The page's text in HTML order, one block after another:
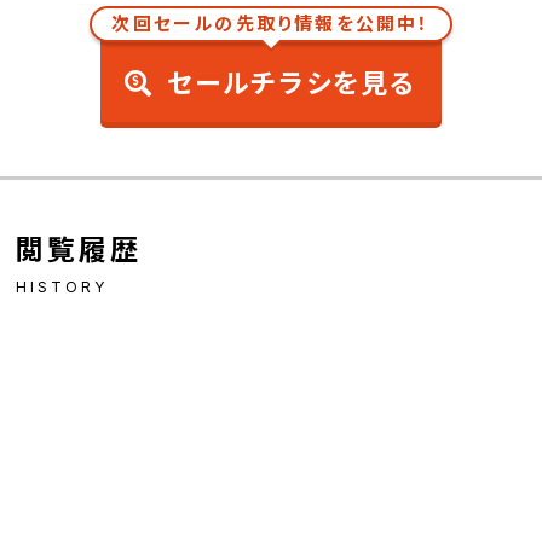
次回セールの先取り情報を公開中！
セールチラシを見る
閲覧履歴
HISTORY